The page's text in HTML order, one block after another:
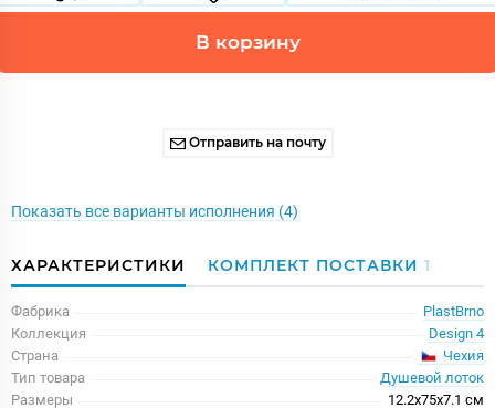
В корзину
Отправить на почту
Показать все варианты исполнения (4)
ХАРАКТЕРИСТИКИ КОМПЛЕКТ ПОСТАВКИ 1
Фабрика
PlastBrno
Коллекция
Design 4
Страна
Чехия
Тип товара
Душевой лоток
Размеры
12.2x75x7.1 см